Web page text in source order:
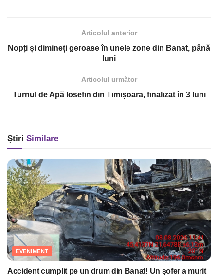
Articolul anterior
Nopți și dimineți geroase în unele zone din Banat, până
luni
Articolul următor
Turnul de Apă Iosefin din Timișoara, finalizat în 3 luni
Știri Similare
EVENIMENT
Accident cumplit pe un drum din Banat! Un şofer a murit